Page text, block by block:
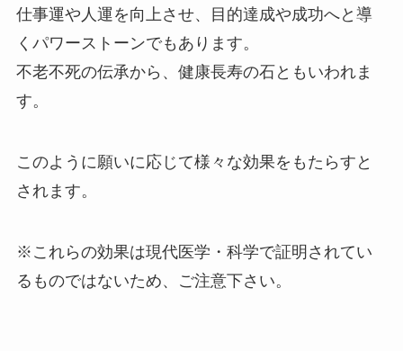
仕事運や人運を向上させ、目的達成や成功へと導
くパワーストーンでもあります。
不老不死の伝承から、健康長寿の石ともいわれま
す。
このように願いに応じて様々な効果をもたらすと
されます。
※これらの効果は現代医学・科学で証明されてい
るものではないため、ご注意下さい。